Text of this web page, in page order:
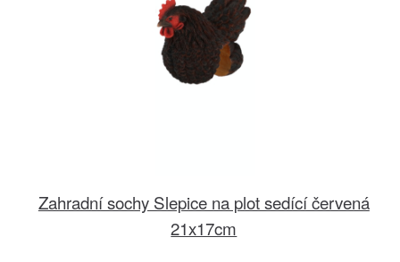
Zahradní sochy Slepice na plot sedící červená
21x17cm